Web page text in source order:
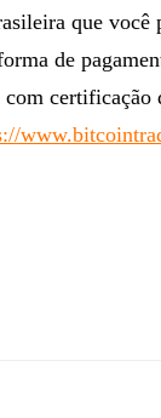
que você
de